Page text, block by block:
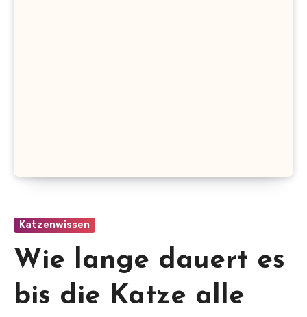
Katzenwissen
Wie lange dauert es
bis die Katze alle